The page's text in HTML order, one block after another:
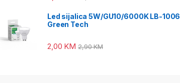
Led sijalica 5W/GU10/6000K LB-1006
Green Tech
2,00 KM 2,90KM